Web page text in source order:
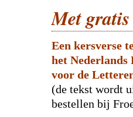
Met
Een kersverse
het Nederlands
voor de
(de tekst wordt
bestellen bij